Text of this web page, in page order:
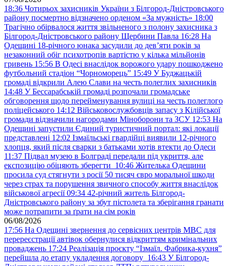
18:36 Чотирьох захисників України з Білгород-Дністровського
району посмертно відзначено орденом «За мужність» 18:00
Трагічно обірвалося життя звільненого з полону захисника з
Білгород-Дністровського району Щербини Павла 16:28 На
Одещині 18-річного юнака засудили до дев’яти років за
незаконний обіг психотропів вартістю у кілька мільйонів
гривень 15:56 В Одесі внаслідок ворожого удару пошкоджено
футбольний стадіон “Чорноморець” 15:49 У Буджацькій
громаді відкрили Алею Слави на честь полеглих захисників
14:48 У Бессарабській громаді розпочали громадське
обговорення щодо перейменування вулиці на честь полеглого
поліцейського 14:12 Військовослужбовців запасу з Кілійської
громади відзначили нагородами Міноборони та ЗСУ 12:53 На
Одещині запустили Єдиний туристичний портал: які локації
представлені 12:02 Ізмаїльські гвардійці виявили 12-річного
хлопця, який після сварки з батьками хотів втекти до Одеси
11:37 Підвал музею в Болграді передали під укриття, але
експозицію обіцяють зберегти 10:46 Жителька Одещини
просила суд стягнути з росії 50 тисяч євро моральної шкоди
через страх та порушення звичного способу життя внаслідок
військової агресії 09:34 42-річний житель Білгород-
Дністровського району за збут пістолета та зберігання гранати
може потрапити за ґрати на сім років
06/08/2026
17:56 На Одещині звернення до сервісних центрів МВС для
перереєстрації автівок обернулися відкриттям кримінальних
проваджень 17:24 Реалізація проєкту “Ізмаїл. Фабрика-кухня”
перейшла до етапу укладення договору 16:43 У Білгород-